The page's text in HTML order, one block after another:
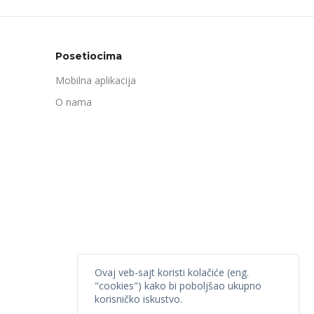
Posetiocima
Mobilna aplikacija
O nama
Ovaj veb-sajt koristi kolačiće (eng.
"cookies") kako bi poboljšao ukupno
korisničko iskustvo.